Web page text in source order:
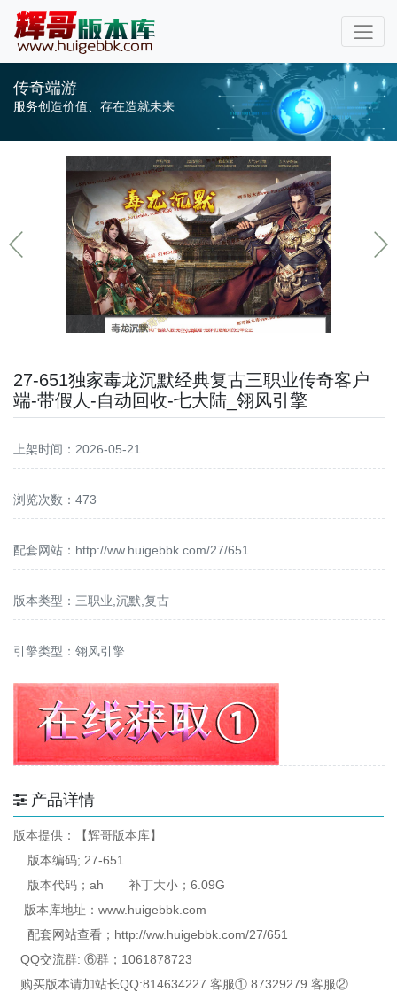
传奇端游
服务创造价值、存在造就未来
27-651独家毒龙沉默经典复古三职业传奇客户
端-带假人-自动回收-七大陆_翎风引擎
上架时间：2026-05-21
浏览次数：473
配套网站： http://ww.huigebbk.com/27/651
版本类型：三职业,沉默,复古
引擎类型：翎风引擎
产品详情
版本提供：【辉哥版本库】
版本编码; 27-651
版本代码；ah 补丁大小；6.09G
版本库地址：www.huigebbk.com
配套网站查看；http://ww.huigebbk.com/27/651
QQ交流群: ⑥群；1061878723
购买版本请加站长QQ:814634227 客服① 87329279 客服②